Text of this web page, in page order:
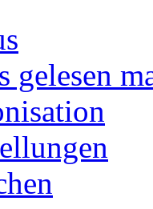
gelesen